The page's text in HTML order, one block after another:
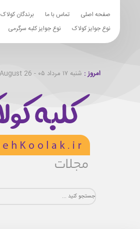
صفحه اصلی تماس با ما برندگان کولاک
نوع جوایز کولاک
نوع جوایز کلبه سرگرمی
امروز : شنبه ۱۷ مرداد ۰۵ - Saturday 8th August 26